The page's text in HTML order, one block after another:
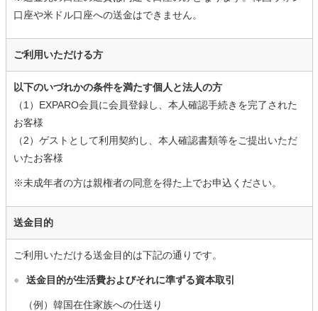
口座や米ドル口座への送金はできません。
ご利用いただける方
以下のいづれかの条件を満たす個人と法人の方
（1）EXPARO会員に会員登録し、本人確認手続きを完了された
お客様
（2）ゲストとして利用契約し、本人確認書類等をご提出いただ
いたお客様
※未成年者の方は親権者の同意を得た上でお申込ください。
送金目的
ご利用いただける送金目的は下記の通りです。
● 送金目的が生活費およびそれに準ずる資本取引
（例）韓国在住家族への仕送り